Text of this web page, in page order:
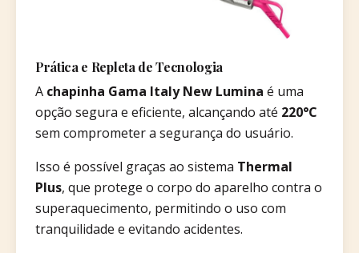
Prática e Repleta de Tecnologia
A chapinha Gama Italy New Lumina é uma
opção segura e eficiente, alcançando até 220°C
sem comprometer a segurança do usuário.
Isso é possível graças ao sistema Thermal
Plus, que protege o corpo do aparelho contra o
superaquecimento, permitindo o uso com
tranquilidade e evitando acidentes.